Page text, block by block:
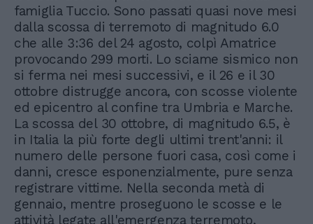
famiglia Tuccio. Sono passati quasi nove mesi
dalla scossa di terremoto di magnitudo 6.0
che alle 3:36 del 24 agosto, colpì Amatrice
provocando 299 morti. Lo sciame sismico non
si ferma nei mesi successivi, e il 26 e il 30
ottobre distrugge ancora, con scosse violente
ed epicentro al confine tra Umbria e Marche.
La scossa del 30 ottobre, di magnitudo 6.5, è
in Italia la più forte degli ultimi trent'anni: il
numero delle persone fuori casa, così come i
danni, cresce esponenzialmente, pure senza
registrare vittime. Nella seconda metà di
gennaio, mentre proseguono le scosse e le
attività legate all'emergenza terremoto,